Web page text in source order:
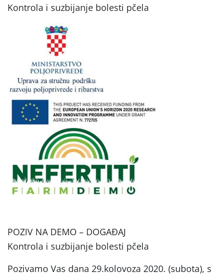
Kontrola i suzbijanje bolesti pčela
POZIV NA DEMO – DOGAĐAJ
Kontrola i suzbijanje bolesti pčela
Pozivamo Vas dana 29.kolovoza 2020. (subota), s